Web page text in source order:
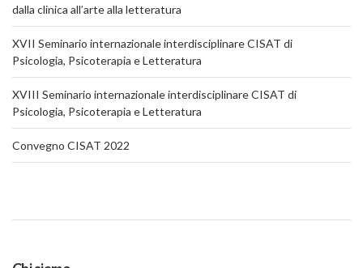
dalla clinica all’arte alla letteratura
XVII Seminario internazionale interdisciplinare CISAT di
Psicologia, Psicoterapia e Letteratura
XVIII Seminario internazionale interdisciplinare CISAT di
Psicologia, Psicoterapia e Letteratura
Convegno CISAT 2022